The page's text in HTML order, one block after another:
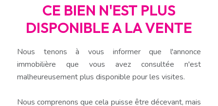
CE BIEN N'EST PLUS
DISPONIBLE A LA VENTE
Nous tenons à vous informer que l'annonce
immobilière que vous avez consultée n'est
malheureusement plus disponible pour les visites.
Nous comprenons que cela puisse être décevant, mais